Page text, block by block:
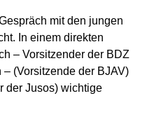
mit den jungen
In einem direkten
– Vorsitzender der BDZ
(Vorsitzende der BJAV)
der Jusos) wichtige